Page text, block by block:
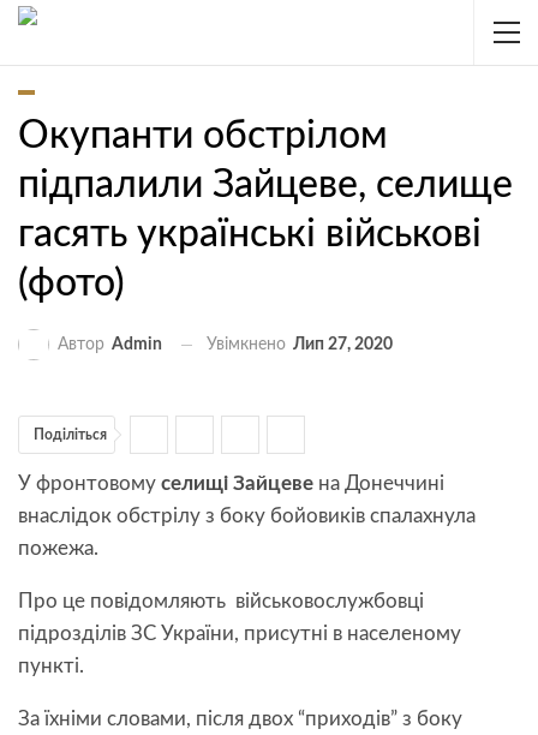
Окупанти обстрілом
підпалили Зайцеве, селище
гасять українські військові
(фото)
Автор Admin Увімкнено Лип 27, 2020
Поділіться
У фронтовому селищі Зайцеве на Донеччині
внаслідок обстрілу з боку бойовиків спалахнула
пожежа.
Про це повідомляють військовослужбовці
підрозділів ЗС України, присутні в населеному
пункті.
За їхніми словами, після двох “приходів” з боку